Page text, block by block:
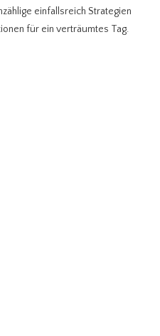
einfallsreich Strategien
für ein verträumtes Tag.